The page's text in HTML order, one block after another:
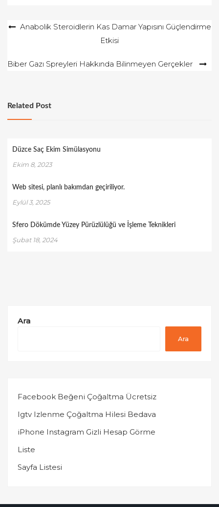
YazıAnabolik Steroidlerin Kas Damar Yapısını Güçlendirme
Etkisi
Biber Gazı Spreyleri Hakkında Bilinmeyen Gerçekler
Related Post
Düzce Saç Ekim Simülasyonu
Ekim 8, 2023
Web sitesi, planlı bakımdan geçiriliyor.
Eylül 3, 2025
Sfero Dökümde Yüzey Pürüzlülüğü ve İşleme Teknikleri
Şubat 18, 2024
Ara
Ara
Facebook Beğeni Çoğaltma Ücretsiz
Igtv Izlenme Çoğaltma Hilesi Bedava
iPhone Instagram Gizli Hesap Görme
Liste
Sayfa Listesi